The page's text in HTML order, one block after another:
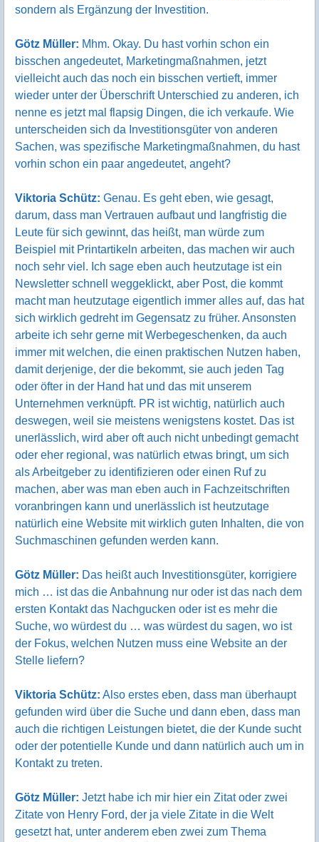
sondern als Ergänzung der Investition.
Götz Müller: Mhm. Okay. Du hast vorhin schon ein
bisschen angedeutet, Marketingmaßnahmen, jetzt
vielleicht auch das noch ein bisschen vertieft, immer
wieder unter der Überschrift Unterschied zu anderen, ich
nenne es jetzt mal flapsig Dingen, die ich verkaufe. Wie
unterscheiden sich da Investitionsgüter von anderen
Sachen, was spezifische Marketingmaßnahmen, du hast
vorhin schon ein paar angedeutet, angeht?
Viktoria Schütz: Genau. Es geht eben, wie gesagt,
darum, dass man Vertrauen aufbaut und langfristig die
Leute für sich gewinnt, das heißt, man würde zum
Beispiel mit Printartikeln arbeiten, das machen wir auch
noch sehr viel. Ich sage eben auch heutzutage ist ein
Newsletter schnell weggeklickt, aber Post, die kommt
macht man heutzutage eigentlich immer alles auf, das hat
sich wirklich gedreht im Gegensatz zu früher. Ansonsten
arbeite ich sehr gerne mit Werbegeschenken, da auch
immer mit welchen, die einen praktischen Nutzen haben,
damit derjenige, der die bekommt, sie auch jeden Tag
oder öfter in der Hand hat und das mit unserem
Unternehmen verknüpft. PR ist wichtig, natürlich auch
deswegen, weil sie meistens wenigstens kostet. Das ist
unerlässlich, wird aber oft auch nicht unbedingt gemacht
oder eher regional, was natürlich etwas bringt, um sich
als Arbeitgeber zu identifizieren oder einen Ruf zu
machen, aber was man eben auch in Fachzeitschriften
voranbringen kann und unerlässlich ist heutzutage
natürlich eine Website mit wirklich guten Inhalten, die von
Suchmaschinen gefunden werden kann.
Götz Müller: Das heißt auch Investitionsgüter, korrigiere
mich … ist das die Anbahnung nur oder ist das nach dem
ersten Kontakt das Nachgucken oder ist es mehr die
Suche, wo würdest du … was würdest du sagen, wo ist
der Fokus, welchen Nutzen muss eine Website an der
Stelle liefern?
Viktoria Schütz: Also erstes eben, dass man überhaupt
gefunden wird über die Suche und dann eben, dass man
auch die richtigen Leistungen bietet, die der Kunde sucht
oder der potentielle Kunde und dann natürlich auch um in
Kontakt zu treten.
Götz Müller: Jetzt habe ich mir hier ein Zitat oder zwei
Zitate von Henry Ford, der ja viele Zitate in die Welt
gesetzt hat, unter anderem eben zwei zum Thema